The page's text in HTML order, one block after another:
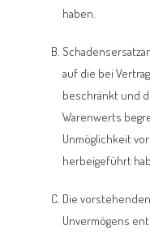
haben.
auf die bei
beschränkt und
Warenwerts
Unmöglichkeit
herbeigeführt
Die
Unvermögens